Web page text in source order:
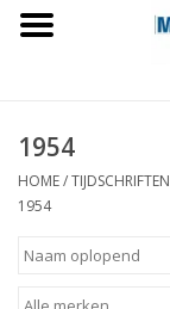
Schepen
Houtbouw
Machines
1954
HOME/TIJDSCHRIFTEN
1954